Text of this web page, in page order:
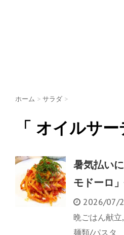
ホーム > サラダ >
「 オイルサ
暑気払い
モドーロ
2026/07/
晩ごはん献立,
麺類/パスタ